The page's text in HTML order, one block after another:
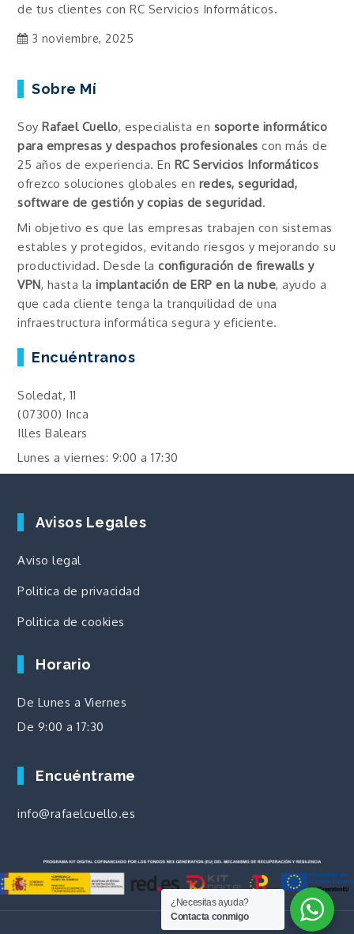
de tus clientes con RC Servicios Informáticos.
3 noviembre, 2025
Sobre Mí
Soy Rafael Cuello, especialista en soporte informático
para empresas y despachos profesionales con más de
25 años de experiencia. En RC Servicios Informáticos
ofrezco soluciones globales en redes, seguridad,
software de gestión y copias de seguridad.
Mi objetivo es que las empresas trabajen con sistemas
estables y protegidos, evitando riesgos y mejorando su
productividad. Desde laconfiguración de firewalls y
VPN, hasta laimplantación de ERP en la nube, ayudo a
que cada cliente tenga la tranquilidad de una
infraestructura informática segura y eficiente.
Encuéntranos
Soledat, 11
(07300) Inca
Illes Balears
Lunes a viernes: 9:00 a 17:30
Avisos Legales
Aviso legal
Politica de privacidad
Politica de cookies
Horario
De Lunes a Viernes
De 9:00 a 17:30
Encuéntrame
info@rafaelcuello.es
¿Necesitas ayuda?
Contacta conmigo